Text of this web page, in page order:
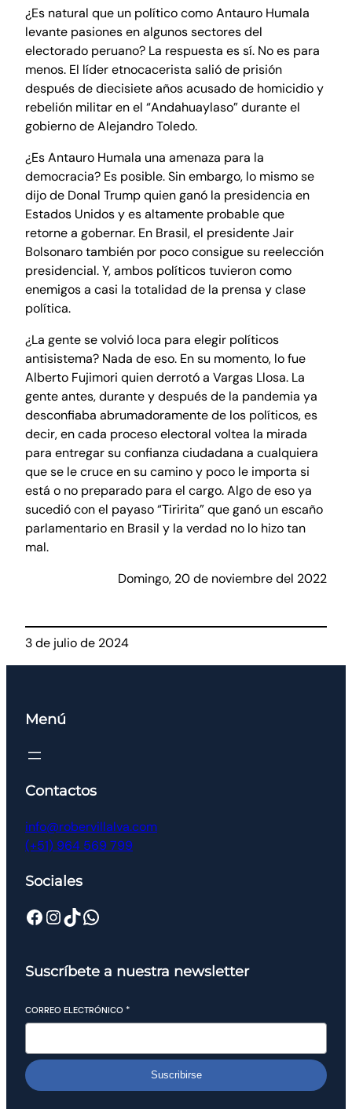
¿Es natural que un político como Antauro Humala
levante pasiones en algunos sectores del
electorado peruano? La respuesta es sí. No es para
menos. El líder etnocacerista salió de prisión
después de diecisiete años acusado de homicidio y
rebelión militar en el “Andahuaylaso” durante el
gobierno de Alejandro Toledo.
¿Es Antauro Humala una amenaza para la
democracia? Es posible. Sin embargo, lo mismo se
dijo de Donal Trump quien ganó la presidencia en
Estados Unidos y es altamente probable que
retorne a gobernar. En Brasil, el presidente Jair
Bolsonaro también por poco consigue su reelección
presidencial. Y, ambos políticos tuvieron como
enemigos a casi la totalidad de la prensa y clase
política.
¿La gente se volvió loca para elegir políticos
antisistema? Nada de eso. En su momento, lo fue
Alberto Fujimori quien derrotó a Vargas Llosa. La
gente antes, durante y después de la pandemia ya
desconfiaba abrumadoramente de los políticos, es
decir, en cada proceso electoral voltea la mirada
para entregar su confianza ciudadana a cualquiera
que se le cruce en su camino y poco le importa si
está o no preparado para el cargo. Algo de eso ya
sucedió con el payaso “Tiririta” que ganó un escaño
parlamentario en Brasil y la verdad no lo hizo tan
mal.
Domingo, 20 de noviembre del 2022
3 de julio de 2024
Menú
Contactos
info@robervillalva.com
(+51) 964 569 799
Sociales
Suscríbete a nuestra newsletter
CORREO ELECTRÓNICO *
Suscribirse